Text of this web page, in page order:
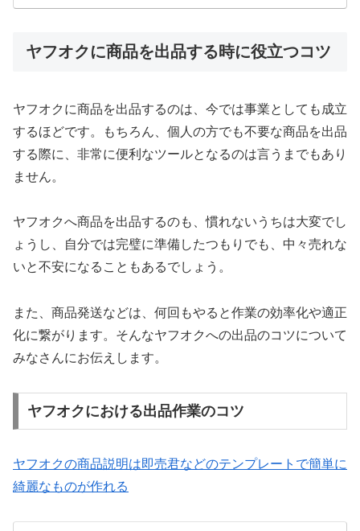
ヤフオクに商品を出品する時に役立つコツ
ヤフオクに商品を出品するのは、今では事業としても成立
するほどです。もちろん、個人の方でも不要な商品を出品
する際に、非常に便利なツールとなるのは言うまでもあり
ません。
ヤフオクへ商品を出品するのも、慣れないうちは大変でし
ょうし、自分では完璧に準備したつもりでも、中々売れな
いと不安になることもあるでしょう。
また、商品発送などは、何回もやると作業の効率化や適正
化に繋がります。そんなヤフオクへの出品のコツについて
みなさんにお伝えします。
ヤフオクにおける出品作業のコツ
ヤフオクの商品説明は即売君などのテンプレートで簡単に
綺麗なものが作れる